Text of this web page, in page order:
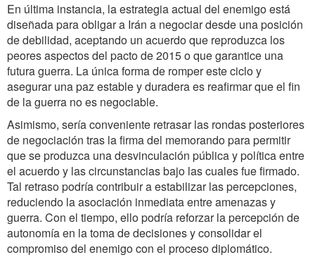
En última instancia, la estrategia actual del enemigo está
diseñada para obligar a Irán a negociar desde una posición
de debilidad, aceptando un acuerdo que reproduzca los
peores aspectos del pacto de 2015 o que garantice una
futura guerra. La única forma de romper este ciclo y
asegurar una paz estable y duradera es reafirmar que el fin
de la guerra no es negociable.
Asimismo, sería conveniente retrasar las rondas posteriores
de negociación tras la firma del memorando para permitir
que se produzca una desvinculación pública y política entre
el acuerdo y las circunstancias bajo las cuales fue firmado.
Tal retraso podría contribuir a estabilizar las percepciones,
reduciendo la asociación inmediata entre amenazas y
guerra. Con el tiempo, ello podría reforzar la percepción de
autonomía en la toma de decisiones y consolidar el
compromiso del enemigo con el proceso diplomático.